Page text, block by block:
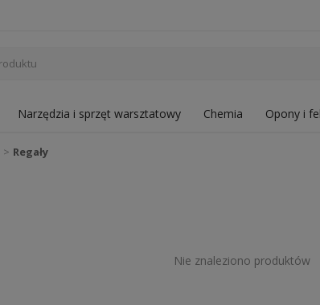
Narzędzia i sprzęt warsztatowy Chemia Opony i
Regały
Nie znaleziono produktów